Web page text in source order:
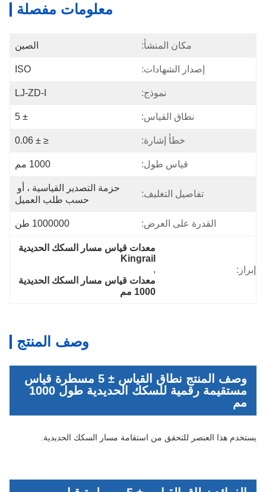
معلومات مفصلة
مكان المنشأ: الصين
إصدار الشهادات: ISO
نموذج: LJ-ZD-I
نطاق القياس: ± 5
خطأ إشارة: ≤ ± 0.06
قياس طول: 1000 مم
تفاصيل التغليف:
حسب طلب العميل
القدرة على العرض: 1000000 طن
إبراز:
Kingrail
,
1000 مم
وصف المنتج
وصف المنتج نطاق القياس ± 5 مسطرة قياس
مستقيمة رقمية للسكك الحديدية طول 1000
مم
يستخدم هذا العنصر للتحقق من استقامة مسار السكك الحديدية.